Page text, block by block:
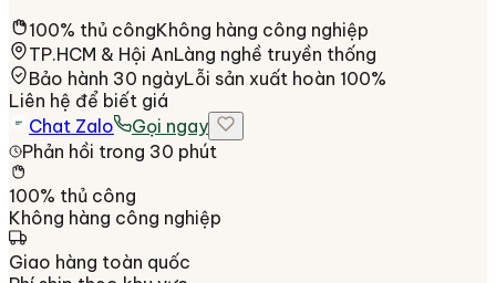
100% thủ côngKhông hàng công nghiệp
TP.HCM & Hội AnLàng nghề truyền thống
Bảo hành 30 ngàyLỗi sản xuất hoàn 100%
Liên hệ để biết giá
Chat Zalo
Gọi ngay
Phản hồi trong 30 phút
100% thủ công
Không hàng công nghiệp
Giao hàng toàn quốc